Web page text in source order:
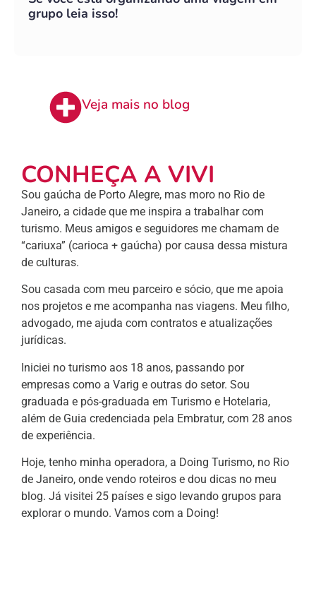
grupo leia isso!
Veja mais no blog
CONHEÇA A VIVI
Sou gaúcha de Porto Alegre, mas moro no Rio de
Janeiro, a cidade que me inspira a trabalhar com
turismo. Meus amigos e seguidores me chamam de
“cariuxa” (carioca + gaúcha) por causa dessa mistura
de culturas.
Sou casada com meu parceiro e sócio, que me apoia
nos projetos e me acompanha nas viagens. Meu filho,
advogado, me ajuda com contratos e atualizações
jurídicas.
Iniciei no turismo aos 18 anos, passando por
empresas como a Varig e outras do setor. Sou
graduada e pós-graduada em Turismo e Hotelaria,
além de Guia credenciada pela Embratur, com 28 anos
de experiência.
Hoje, tenho minha operadora, a Doing Turismo, no Rio
de Janeiro, onde vendo roteiros e dou dicas no meu
blog. Já visitei 25 países e sigo levando grupos para
explorar o mundo. Vamos com a Doing!